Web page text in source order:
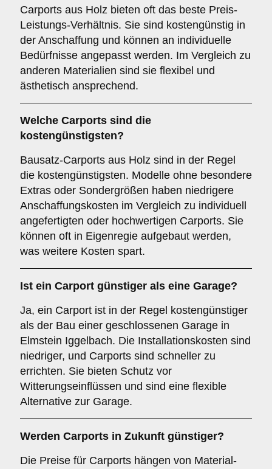
Carports aus Holz bieten oft das beste Preis-
Leistungs-Verhältnis. Sie sind kostengünstig in
der Anschaffung und können an individuelle
Bedürfnisse angepasst werden. Im Vergleich zu
anderen Materialien sind sie flexibel und
ästhetisch ansprechend.
Welche Carports sind die
kostengünstigsten?
Bausatz-Carports aus Holz sind in der Regel
die kostengünstigsten. Modelle ohne besondere
Extras oder Sondergrößen haben niedrigere
Anschaffungskosten im Vergleich zu individuell
angefertigten oder hochwertigen Carports. Sie
können oft in Eigenregie aufgebaut werden,
was weitere Kosten spart.
Ist ein Carport günstiger als eine Garage?
Ja, ein Carport ist in der Regel kostengünstiger
als der Bau einer geschlossenen Garage in
Elmstein Iggelbach. Die Installationskosten sind
niedriger, und Carports sind schneller zu
errichten. Sie bieten Schutz vor
Witterungseinflüssen und sind eine flexible
Alternative zur Garage.
Werden Carports in Zukunft günstiger?
Die Preise für Carports hängen von Material-